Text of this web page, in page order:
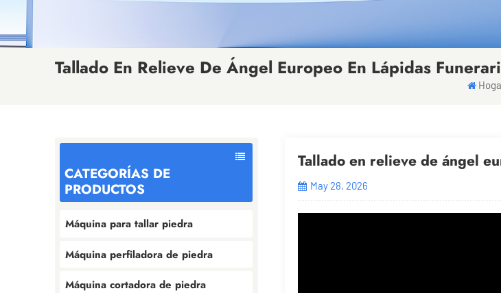
Tallado En Relieve De Ángel Europeo En Lápidas
CATEGORÍAS DE
PRODUCTOS
Máquina para tallar piedra
Máquina perfiladora de piedra
Máquina cortadora de piedra
Tallado en relieve de ángel
May 28, 2026